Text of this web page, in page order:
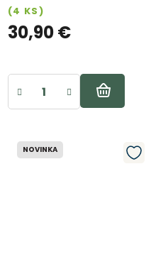
(4 KS)
30,90 €
NOVINKA